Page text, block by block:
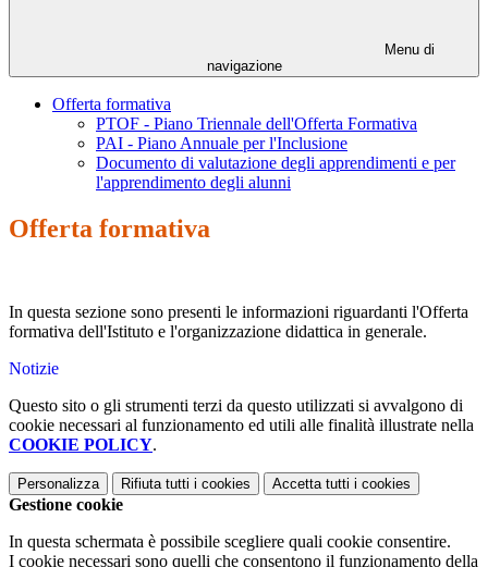
Menu di
navigazione
Offerta formativa
PTOF - Piano Triennale dell'Offerta Formativa
PAI - Piano Annuale per l'Inclusione
Documento di valutazione degli apprendimenti e per
l'apprendimento degli alunni
Offerta formativa
In questa sezione sono presenti le informazioni riguardanti l'Offerta
formativa dell'Istituto e l'organizzazione didattica in generale.
Notizie
Questo sito o gli strumenti terzi da questo utilizzati si avvalgono di
cookie necessari al funzionamento ed utili alle finalità illustrate nella
COOKIE POLICY.
Personalizza Rifiuta tutti i cookies Accetta tutti i cookies
Gestione cookie
In questa schermata è possibile scegliere quali cookie consentire.
I cookie necessari sono quelli che consentono il funzionamento della